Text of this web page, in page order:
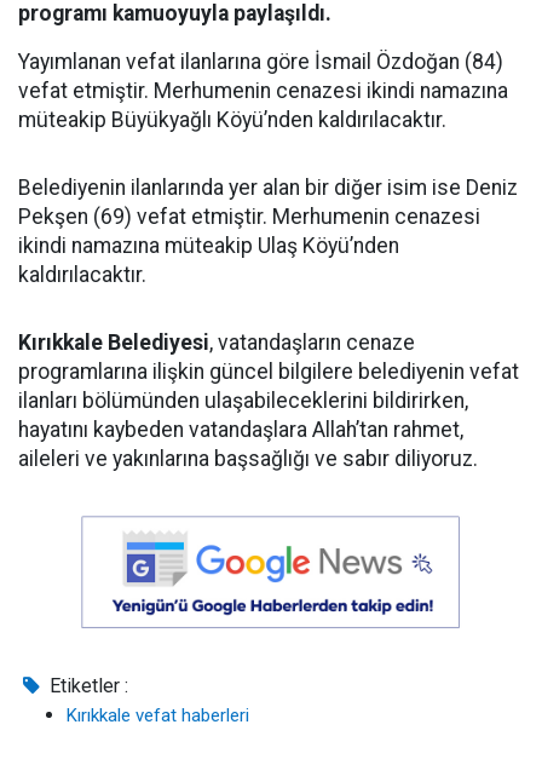
programı kamuoyuyla paylaşıldı.
Yayımlanan vefat ilanlarına göre İsmail Özdoğan (84)
vefat etmiştir. Merhumenin cenazesi ikindi namazına
müteakip Büyükyağlı Köyü’nden kaldırılacaktır.
Belediyenin ilanlarında yer alan bir diğer isim ise Deniz
Pekşen (69) vefat etmiştir. Merhumenin cenazesi
ikindi namazına müteakip Ulaş Köyü’nden
kaldırılacaktır.
Kırıkkale Belediyesi, vatandaşların cenaze
programlarına ilişkin güncel bilgilere belediyenin vefat
ilanları bölümünden ulaşabileceklerini bildirirken,
hayatını kaybeden vatandaşlara Allah’tan rahmet,
aileleri ve yakınlarına başsağlığı ve sabır diliyoruz.
Etiketler :
Kırıkkale vefat haberleri